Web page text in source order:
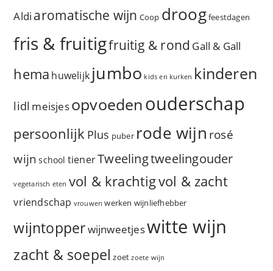
Aldi aromatische wijn Coop droogfeestdagen
fris & fruitigfruitig & rond Gall & Gall
hema huwelijk jumbo kids en kurken kinderen
lidl meisjesopvoedenouderschap
persoonlijk Plus puber rode wijn rosé
wijn school tienerTweelingtweelingouder
vegetarisch eten vol & krachtigvol & zacht
vriendschap vrouwen werken wijnliefhebber
wijntopperwijnweetjeswitte wijn
zacht & soepel zoet zoete wijn